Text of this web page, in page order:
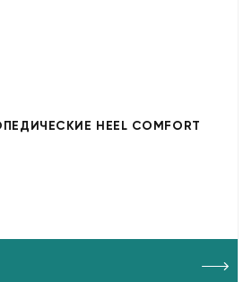
HEEL COMFORT